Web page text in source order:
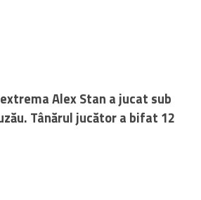
Alex Stan a jucat sub
Tânărul jucător a bifat 12